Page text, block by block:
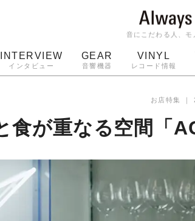
音にこだわる人、モ
INTERVIEW
インタビュー
GEAR
音響機器
VINYL
レコード情報
ターン
お店特集 ｜
食が重なる空間「